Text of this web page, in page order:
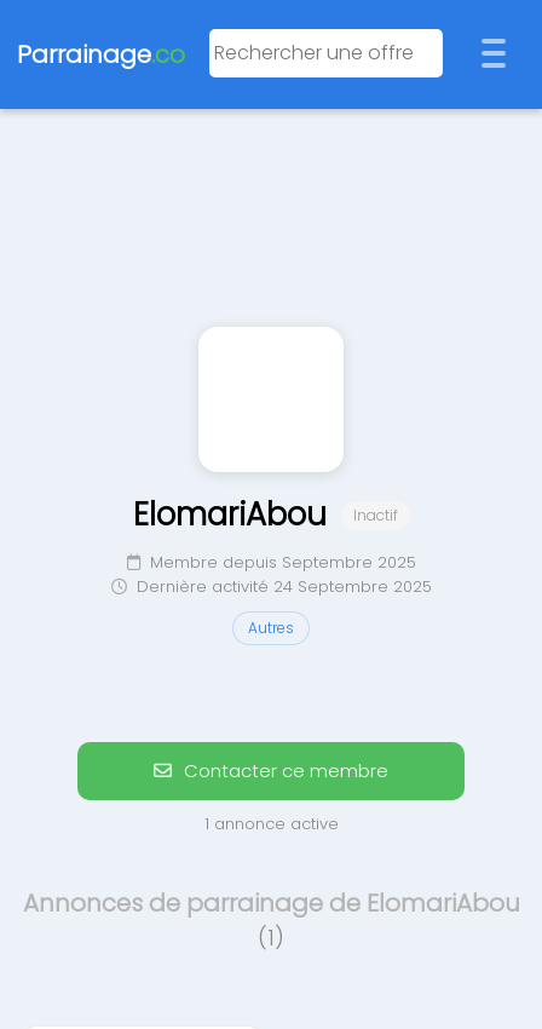
Parrainage.co
ElomariAbou Inactif
Membre depuis Septembre 2025
Dernière activité 24 Septembre 2025
Autres
Contacter ce membre
1 annonce active
Annonces de parrainage de ElomariAbou
(1)